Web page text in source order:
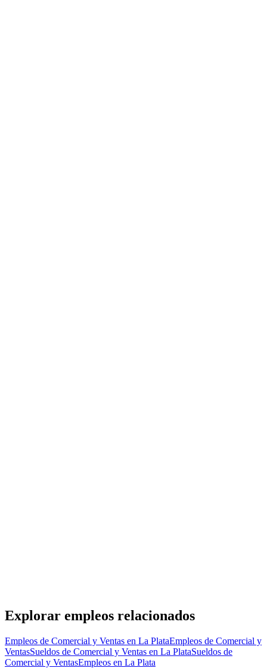
Explorar empleos relacionados
Empleos de Comercial y Ventas en La PlataEmpleos de Comercial y
VentasSueldos de Comercial y Ventas en La PlataSueldos de
Comercial y VentasEmpleos en La Plata